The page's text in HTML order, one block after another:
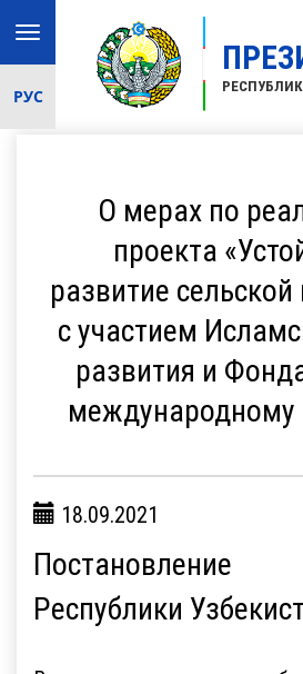
Toggle
navigation
РУС
О мерах по
проекта
развитие
с участием
развития и
международному
18.09.2021
Постановление
Республики